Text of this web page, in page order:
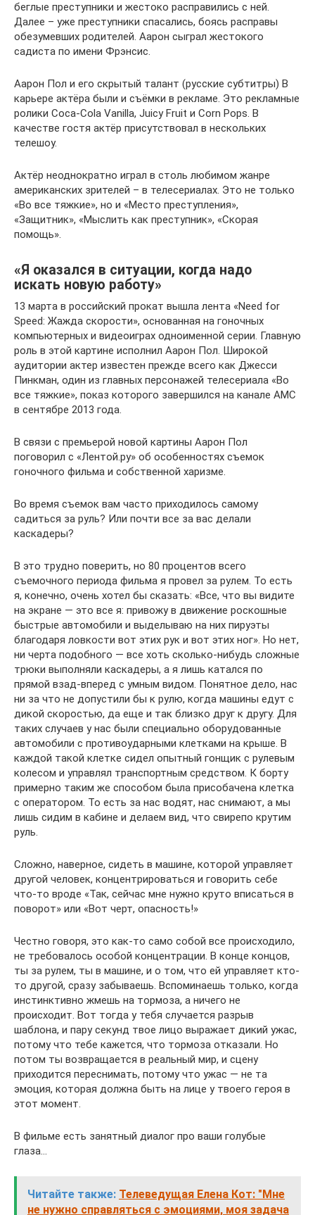
беглые преступники и жестоко расправились с ней.
Далее – уже преступники спасались, боясь расправы
обезумевших родителей. Аарон сыграл жестокого
садиста по имени Фрэнсис.
Аарон Пол и его скрытый талант (русские субтитры) В
карьере актёра были и съёмки в рекламе. Это рекламные
ролики Coca-Cola Vanilla, Juicy Fruit и Corn Pops. В
качестве гостя актёр присутствовал в нескольких
телешоу.
Актёр неоднократно играл в столь любимом жанре
американских зрителей – в телесериалах. Это не только
«Во все тяжкие», но и «Место преступления»,
«Защитник», «Мыслить как преступник», «Скорая
помощь».
«Я оказался в ситуации, когда надо
искать новую работу»
13 марта в российский прокат вышла лента «Need for
Speed: Жажда скорости», основанная на гоночных
компьютерных и видеоиграх одноименной серии. Главную
роль в этой картине исполнил Аарон Пол. Широкой
аудитории актер известен прежде всего как Джесси
Пинкман, один из главных персонажей телесериала «Во
все тяжкие», показ которого завершился на канале AMC
в сентябре 2013 года.
В связи с премьерой новой картины Аарон Пол
поговорил с «Лентой.ру» об особенностях съемок
гоночного фильма и собственной харизме.
Во время съемок вам часто приходилось самому
садиться за руль? Или почти все за вас делали
каскадеры?
В это трудно поверить, но 80 процентов всего
съемочного периода фильма я провел за рулем. То есть
я, конечно, очень хотел бы сказать: «Все, что вы видите
на экране — это все я: привожу в движение роскошные
быстрые автомобили и выделываю на них пируэты
благодаря ловкости вот этих рук и вот этих ног». Но нет,
ни черта подобного — все хоть сколько-нибудь сложные
трюки выполняли каскадеры, а я лишь катался по
прямой взад-вперед с умным видом. Понятное дело, нас
ни за что не допустили бы к рулю, когда машины едут с
дикой скоростью, да еще и так близко друг к другу. Для
таких случаев у нас были специально оборудованные
автомобили с противоударными клетками на крыше. В
каждой такой клетке сидел опытный гонщик с рулевым
колесом и управлял транспортным средством. К борту
примерно таким же способом была присобачена клетка
с оператором. То есть за нас водят, нас снимают, а мы
лишь сидим в кабине и делаем вид, что свирепо крутим
руль.
Сложно, наверное, сидеть в машине, которой управляет
другой человек, концентрироваться и говорить себе
что-то вроде «Так, сейчас мне нужно круто вписаться в
поворот» или «Вот черт, опасность!»
Честно говоря, это как-то само собой все происходило,
не требовалось особой концентрации. В конце концов,
ты за рулем, ты в машине, и о том, что ей управляет кто-
то другой, сразу забываешь. Вспоминаешь только, когда
инстинктивно жмешь на тормоза, а ничего не
происходит. Вот тогда у тебя случается разрыв
шаблона, и пару секунд твое лицо выражает дикий ужас,
потому что тебе кажется, что тормоза отказали. Но
потом ты возвращается в реальный мир, и сцену
приходится переснимать, потому что ужас — не та
эмоция, которая должна быть на лице у твоего героя в
этот момент.
В фильме есть занятный диалог про ваши голубые
глаза…
Читайте также: Телеведущая Елена Кот: "Мне
не нужно справляться с эмоциями, моя задача